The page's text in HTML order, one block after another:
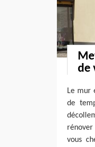
de
Le mur
de
rénover
vous